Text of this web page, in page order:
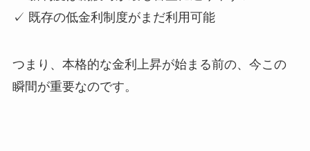
✓ 既存の低金利制度がまだ利用可能
つまり、本格的な金利上昇が始まる前の、今この
瞬間が重要なのです。